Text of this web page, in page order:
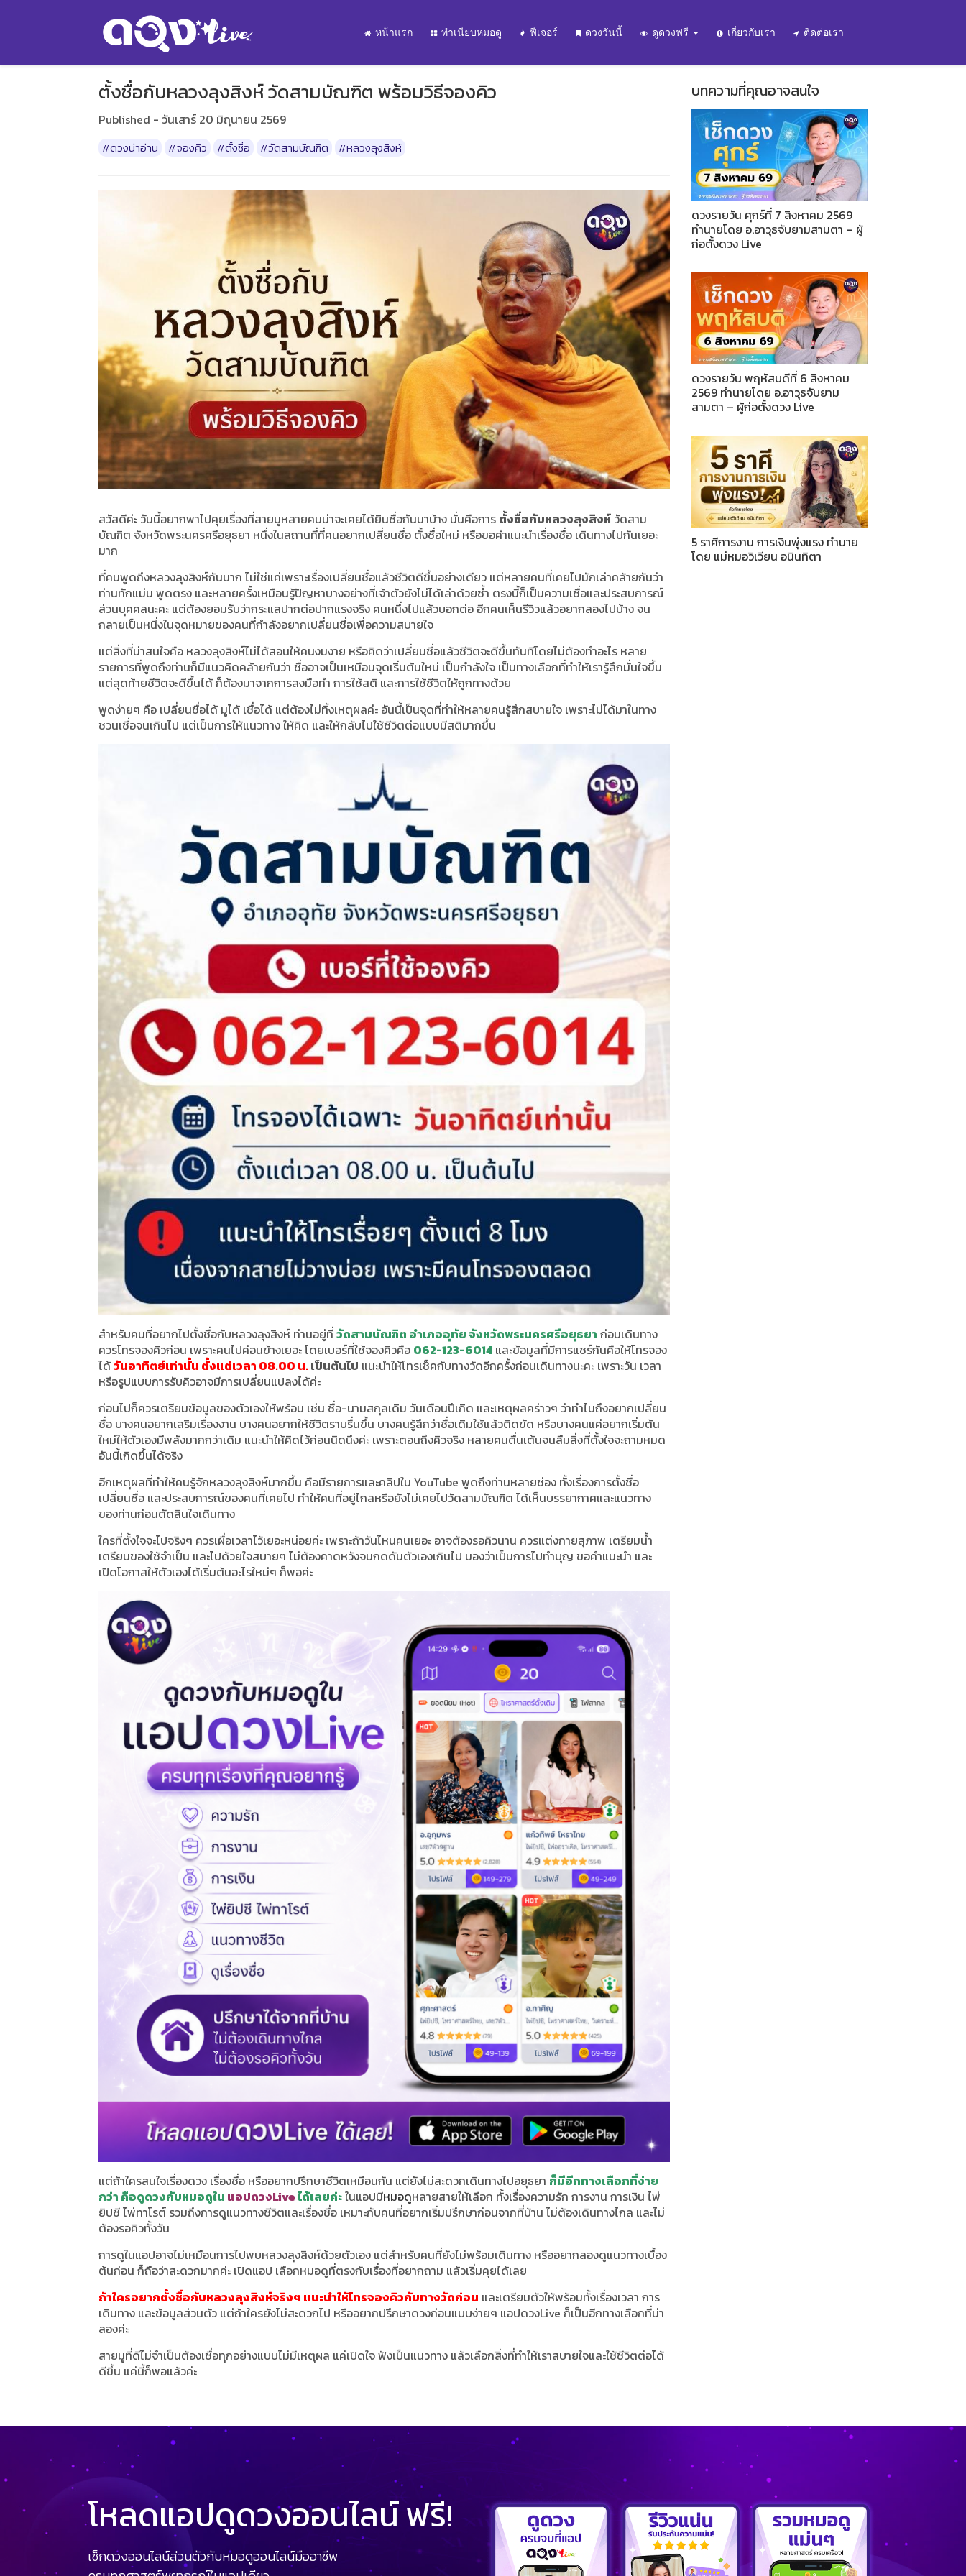
หน้าแรก ทำเนียบหมอดู ฟีเจอร์ ดวงวันนี้ ดูดวงฟรี เกี่ยวกับเรา ติดต่อเรา
ตั้งชื่อกับหลวงลุงสิงห์ วัดสามบัณฑิต พร้อมวิธีจองคิว
Published - วันเสาร์ 20 มิถุนายน 2569
#ดวงน่าอ่าน #จองคิว #ตั้งชื่อ #วัดสามบัณฑิต #หลวงลุงสิงห์
สวัสดีค่ะ วันนี้อยากพาไปคุยเรื่องที่สายมูหลายคนน่าจะเคยได้ยินชื่อกันมาบ้าง นั่นคือการ ตั้งชื่อกับหลวงลุงสิงห์ วัดสาม
บัณฑิต จังหวัดพระนครศรีอยุธยา หนึ่งในสถานที่ที่คนอยากเปลี่ยนชื่อ ตั้งชื่อใหม่ หรือขอคำแนะนำเรื่องชื่อ เดินทางไปกันเยอะ
มาก
ที่คนพูดถึงหลวงลุงสิงห์กันมาก ไม่ใช่แค่เพราะเรื่องเปลี่ยนชื่อแล้วชีวิตดีขึ้นอย่างเดียว แต่หลายคนที่เคยไปมักเล่าคล้ายกันว่า
ท่านทักแม่น พูดตรง และหลายครั้งเหมือนรู้ปัญหาบางอย่างที่เจ้าตัวยังไม่ได้เล่าด้วยซ้ำ ตรงนี้ก็เป็นความเชื่อและประสบการณ์
ส่วนบุคคลนะคะ แต่ต้องยอมรับว่ากระแสปากต่อปากแรงจริง คนหนึ่งไปแล้วบอกต่อ อีกคนเห็นรีวิวแล้วอยากลองไปบ้าง จน
กลายเป็นหนึ่งในจุดหมายของคนที่กำลังอยากเปลี่ยนชื่อเพื่อความสบายใจ
แต่สิ่งที่น่าสนใจคือ หลวงลุงสิงห์ไม่ได้สอนให้คนงมงาย หรือคิดว่าเปลี่ยนชื่อแล้วชีวิตจะดีขึ้นทันทีโดยไม่ต้องทำอะไร หลาย
รายการที่พูดถึงท่านก็มีแนวคิดคล้ายกันว่า ชื่ออาจเป็นเหมือนจุดเริ่มต้นใหม่ เป็นกำลังใจ เป็นทางเลือกที่ทำให้เรารู้สึกมั่นใจขึ้น
แต่สุดท้ายชีวิตจะดีขึ้นได้ ก็ต้องมาจากการลงมือทำ การใช้สติ และการใช้ชีวิตให้ถูกทางด้วย
พูดง่ายๆ คือ เปลี่ยนชื่อได้ มูได้ เชื่อได้ แต่ต้องไม่ทิ้งเหตุผลค่ะ อันนี้เป็นจุดที่ทำให้หลายคนรู้สึกสบายใจ เพราะไม่ได้มาในทาง
ชวนเชื่อจนเกินไป แต่เป็นการให้แนวทาง ให้คิด และให้กลับไปใช้ชีวิตต่อแบบมีสติมากขึ้น
สำหรับคนที่อยากไปตั้งชื่อกับหลวงลุงสิงห์ ท่านอยู่ที่วัดสามบัณฑิต อำเภออุทัย จังหวัดพระนครศรีอยุธยา ก่อนเดินทาง
ควรโทรจองคิวก่อน เพราะคนไปค่อนข้างเยอะ โดยเบอร์ที่ใช้จองคิวคือ 062-123-6014 และข้อมูลที่มีการแชร์กันคือให้โทรจอง
ได้วันอาทิตย์เท่านั้น ตั้งแต่เวลา 08.00 น.เป็นต้นไป แนะนำให้โทรเช็คกับทางวัดอีกครั้งก่อนเดินทางนะคะ เพราะวัน เวลา
หรือรูปแบบการรับคิวอาจมีการเปลี่ยนแปลงได้ค่ะ
ก่อนไปก็ควรเตรียมข้อมูลของตัวเองให้พร้อม เช่น ชื่อ-นามสกุลเดิม วันเดือนปีเกิด และเหตุผลคร่าวๆ ว่าทำไมถึงอยากเปลี่ยน
ชื่อ บางคนอยากเสริมเรื่องงาน บางคนอยากให้ชีวิตราบรื่นขึ้น บางคนรู้สึกว่าชื่อเดิมใช้แล้วติดขัด หรือบางคนแค่อยากเริ่มต้น
ใหม่ให้ตัวเองมีพลังมากกว่าเดิม แนะนำให้คิดไว้ก่อนนิดนึงค่ะ เพราะตอนถึงคิวจริง หลายคนตื่นเต้นจนลืมสิ่งที่ตั้งใจจะถามหมด
อันนี้เกิดขึ้นได้จริง
อีกเหตุผลที่ทำให้คนรู้จักหลวงลุงสิงห์มากขึ้น คือมีรายการและคลิปใน YouTube พูดถึงท่านหลายช่อง ทั้งเรื่องการตั้งชื่อ
เปลี่ยนชื่อ และประสบการณ์ของคนที่เคยไป ทำให้คนที่อยู่ไกลหรือยังไม่เคยไปวัดสามบัณฑิต ได้เห็นบรรยากาศและแนวทาง
ของท่านก่อนตัดสินใจเดินทาง
ใครที่ตั้งใจจะไปจริงๆ ควรเผื่อเวลาไว้เยอะหน่อยค่ะ เพราะถ้าวันไหนคนเยอะ อาจต้องรอคิวนาน ควรแต่งกายสุภาพ เตรียมน้ำ
เตรียมของใช้จำเป็น และไปด้วยใจสบายๆ ไม่ต้องคาดหวังจนกดดันตัวเองเกินไป มองว่าเป็นการไปทำบุญ ขอคำแนะนำ และ
เปิดโอกาสให้ตัวเองได้เริ่มต้นอะไรใหม่ๆ ก็พอค่ะ
แต่ถ้าใครสนใจเรื่องดวง เรื่องชื่อ หรืออยากปรึกษาชีวิตเหมือนกัน แต่ยังไม่สะดวกเดินทางไปอยุธยา ก็มีอีกทางเลือกที่ง่าย
กว่า คือดูดวงกับหมอดูใน แอปดวงLiveได้เลยค่ะในแอปมีหมอดูหลายสายให้เลือก ทั้งเรื่องความรัก การงาน การเงิน ไพ่
ยิปซี ไพ่ทาโรต์ รวมถึงการดูแนวทางชีวิตและเรื่องชื่อ เหมาะกับคนที่อยากเริ่มปรึกษาก่อนจากที่บ้าน ไม่ต้องเดินทางไกล และไม่
ต้องรอคิวทั้งวัน
การดูในแอปอาจไม่เหมือนการไปพบหลวงลุงสิงห์ด้วยตัวเอง แต่สำหรับคนที่ยังไม่พร้อมเดินทาง หรืออยากลองดูแนวทางเบื้อง
ต้นก่อน ก็ถือว่าสะดวกมากค่ะ เปิดแอป เลือกหมอดูที่ตรงกับเรื่องที่อยากถาม แล้วเริ่มคุยได้เลย
ถ้าใครอยากตั้งชื่อกับหลวงลุงสิงห์จริงๆ แนะนำให้โทรจองคิวกับทางวัดก่อน และเตรียมตัวให้พร้อมทั้งเรื่องเวลา การ
เดินทาง และข้อมูลส่วนตัว แต่ถ้าใครยังไม่สะดวกไป หรืออยากปรึกษาดวงก่อนแบบง่ายๆ แอปดวงLive ก็เป็นอีกทางเลือกที่น่า
ลองค่ะ
สายมูที่ดีไม่จำเป็นต้องเชื่อทุกอย่างแบบไม่มีเหตุผล แค่เปิดใจ ฟังเป็นแนวทาง แล้วเลือกสิ่งที่ทำให้เราสบายใจและใช้ชีวิตต่อได้
ดีขึ้น แค่นี้ก็พอแล้วค่ะ
บทความที่คุณอาจสนใจ
ดวงรายวัน ศุกร์ที่ 7 สิงหาคม 2569
ทำนายโดย อ.อาวุธจับยามสามตา – ผู้
ก่อตั้งดวง Live
ดวงรายวัน พฤหัสบดีที่ 6 สิงหาคม
2569 ทำนายโดย อ.อาวุธจับยาม
สามตา – ผู้ก่อตั้งดวง Live
5 ราศีการงาน การเงินพุ่งแรง ทำนาย
โดย แม่หมอวิเวียน อนินทิตา
โหลดแอปดูดวงออนไลน์ ฟรี!
เช็กดวงออนไลน์ส่วนตัวกับหมอดูออนไลน์มืออาชีพ